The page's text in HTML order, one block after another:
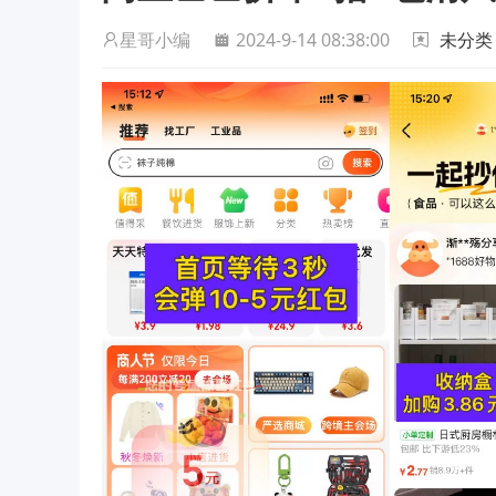
星哥小编 2024-9-14 08:38:00 未分类